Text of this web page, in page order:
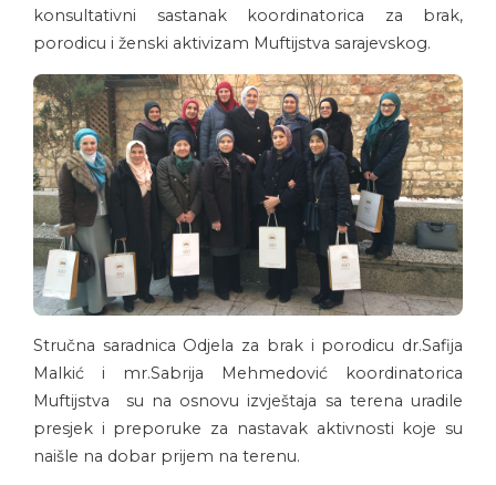
konsultativni sastanak koordinatorica za brak,
porodicu i ženski aktivizam Muftijstva sarajevskog.
Stručna saradnica Odjela za brak i porodicu dr.Safija
Malkić i mr.Sabrija Mehmedović koordinatorica
Muftijstva su na osnovu izvještaja sa terena uradile
presjek i preporuke za nastavak aktivnosti koje su
naišle na dobar prijem na terenu.